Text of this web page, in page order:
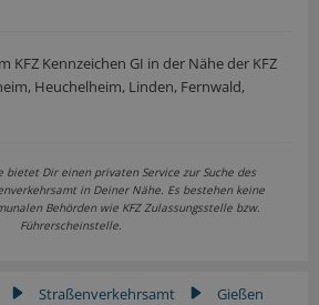
KFZ Kennzeichen GI in der Nähe der KFZ
Heuchelheim, Linden, Fernwald,
bietet Dir einen privaten Service zur Suche des
in Deiner Nähe. Es bestehen keine
Behörden wie KFZ Zulassungsstelle bzw.
Führerscheinstelle.
Straßenverkehrsamt Gießen